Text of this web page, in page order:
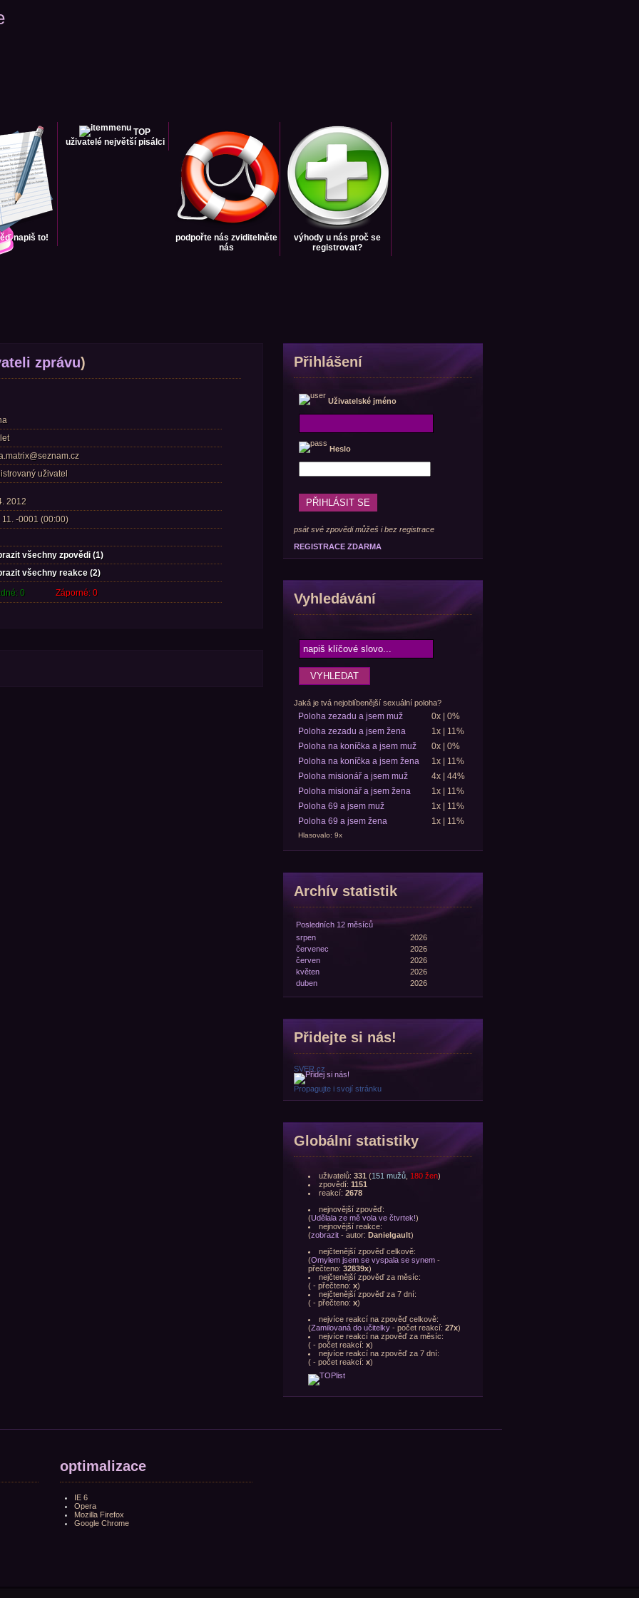
napiš to!
TOP
uživatelé největší pisálci
podpořte nás zviditelněte
nás
výhody u nás proč se
registrovat?
zprávu)
uživatel
2012
11. -0001 (00:00)
všechny zpovědi (1)
všechny reakce (2)
0 Záporné: 0
Přihlášení
Uživatelské jméno
Heslo
psát své zpovědi můžeš i bez registrace
REGISTRACE ZDARMA
Vyhledávání
Jaká je tvá nejoblíbenější sexuální poloha?
Poloha zezadu a jsem muž
0x | 0%
Poloha zezadu a jsem žena
1x | 11%
Poloha na koníčka a jsem muž
0x | 0%
Poloha na koníčka a jsem žena
1x | 11%
Poloha misionář a jsem muž
4x | 44%
Poloha misionář a jsem žena
1x | 11%
Poloha 69 a jsem muž
1x | 11%
Poloha 69 a jsem žena
1x | 11%
Hlasovalo: 9x
Archív statistik
Posledních 12 měsíců
srpen
2026
červenec
2026
červen
2026
květen
2026
duben
2026
Přidejte si nás!
SVER.cz
Propagujte i svojí stránku
Globální statistiky
uživatelů: 331 (151 mužů, 180 žen)
zpovědí: 1151
reakcí: 2678
nejnovější zpověď:
(Udělala ze mě vola ve čtvrtek!)
nejnovější reakce:
(zobrazit- autor: Danielgault)
nejčtenější zpověď celkově:
(Omylem jsem se vyspala se synem-
přečteno: 32839x)
nejčtenější zpověď za měsíc:
(- přečteno: x)
nejčtenější zpověď za 7 dní:
(- přečteno: x)
nejvíce reakcí na zpověď celkově:
(Zamilovaná do učitelky- počet reakcí: 27x)
nejvíce reakcí na zpověď za měsíc:
(- počet reakcí: x)
nejvíce reakcí na zpověď za 7 dní:
(- počet reakcí: x)
optimalizace
IE 6
Opera
Mozilla Firefox
Google Chrome